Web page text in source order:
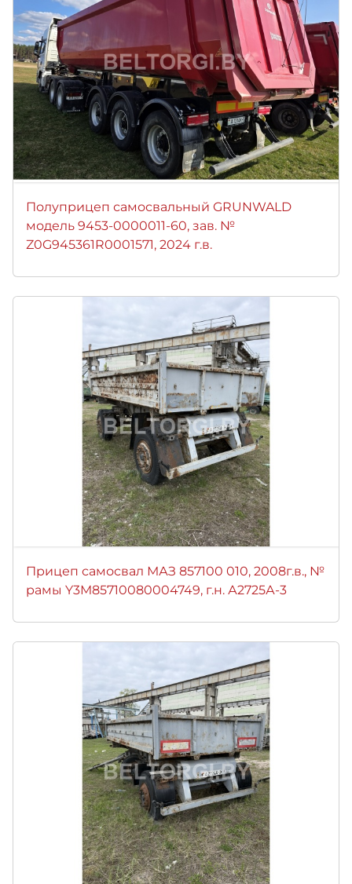
Полуприцеп самосвальный GRUNWALD
модель 9453-0000011-60, зав. №
Z0G945361R0001571, 2024 г.в.
Прицеп самосвал МАЗ 857100 010, 2008г.в., №
рамы Y3M85710080004749, г.н. А2725А-3